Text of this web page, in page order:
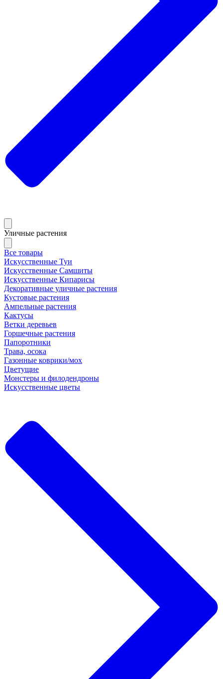
Уличные растения
Все товары
Искусственные Туи
Искусственные Самшиты
Искусственные Кипарисы
Декоративные уличные растения
Кустовые растения
Ампельные растения
Кактусы
Ветки деревьев
Горшечные растения
Папоротники
Трава, осока
Газонные коврики/мох
Цветущие
Монстеры и филодендроны
Искусственные цветы